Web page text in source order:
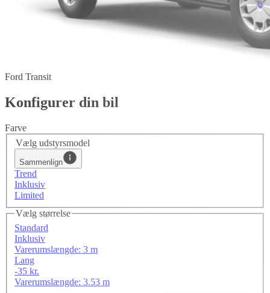
Ford Transit
Konfigurer din bil
Farve
Vælg udstyrsmodel
Sammenlign
Trend
Inklusiv
Limited
Vælg størrelse
Standard
Inklusiv
Varerumslængde: 3 m
Lang
-35 kr.
Varerumslængde: 3.53 m